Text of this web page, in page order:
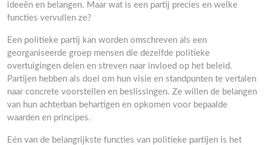
ideeën en belangen. Maar wat is een partij precies en welke
functies vervullen ze?
Een politieke partij kan worden omschreven als een
georganiseerde groep mensen die dezelfde politieke
overtuigingen delen en streven naar invloed op het beleid.
Partijen hebben als doel om hun visie en standpunten te vertalen
naar concrete voorstellen en beslissingen. Ze willen de belangen
van hun achterban behartigen en opkomen voor bepaalde
waarden en principes.
Eén van de belangrijkste functies van politieke partijen is het